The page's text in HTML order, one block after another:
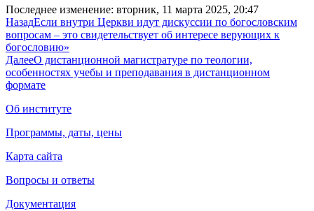
Последнее изменение: вторник, 11 марта 2025, 20:47
НазадЕсли внутри Церкви идут дискуссии по богословским
вопросам – это свидетельствует об интересе верующих к
богословию»
ДалееО дистанционной магистратуре по теологии,
особенностях учебы и преподавания в дистанционном
формате
Об институте
Программы, даты, цены
Карта сайта
Вопросы и ответы
Документация